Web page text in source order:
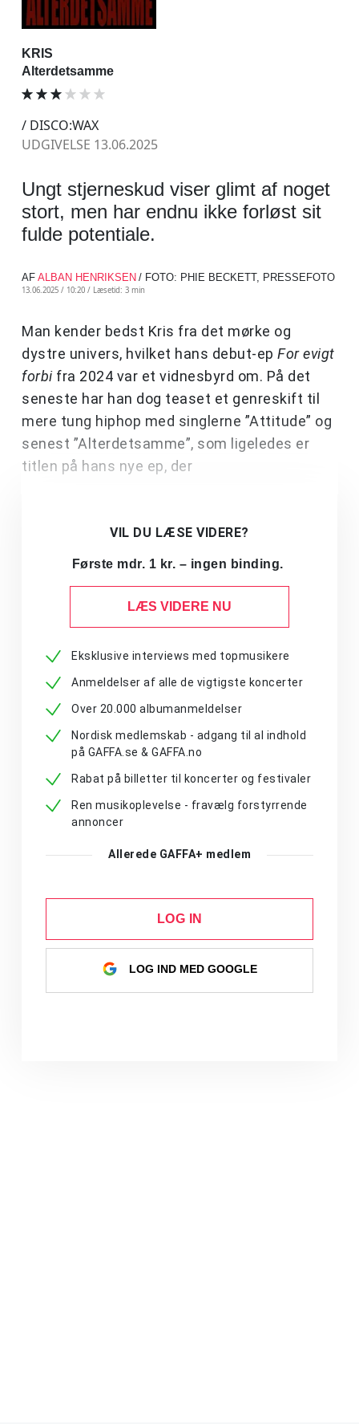
KRIS
Alterdetsamme
/ DISCO:WAX
UDGIVELSE 13.06.2025
Ungt stjerneskud viser glimt af noget
stort, men har endnu ikke forløst sit
fulde potentiale.
AF ALBAN HENRIKSEN / FOTO: PHIE BECKETT, PRESSEFOTO
13.06.2025 / 10:20 / Læsetid: 3 min
Man kender bedst Kris fra det mørke og
dystre univers, hvilket hans debut-ep For evigt
forbifra 2024 var et vidnesbyrd om. På det
seneste har han dog teaset et genreskift til
mere tung hiphop med singlerne ”Attitude” og
senest ”Alterdetsamme”, som ligeledes er
titlen på hans nye ep, der
VIL DU LÆSE VIDERE?
Første mdr. 1 kr. – ingen binding.
LÆS VIDERE NU
Eksklusive interviews med topmusikere
Anmeldelser af alle de vigtigste koncerter
Over 20.000 albumanmeldelser
Nordisk medlemskab - adgang til al indhold
på GAFFA.se & GAFFA.no
Rabat på billetter til koncerter og festivaler
Ren musikoplevelse - fravælg forstyrrende
annoncer
Allerede GAFFA+ medlem
LOG IN
LOG IND MED GOOGLE